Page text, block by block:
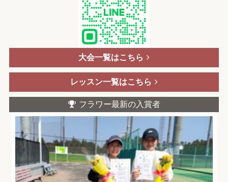
大会一覧はこちら
レッスン一覧はこちら
フラワー最新の入賞者